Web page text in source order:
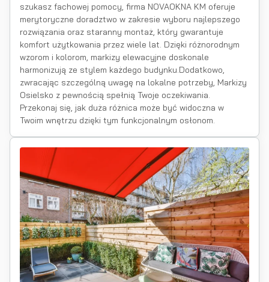
szukasz fachowej pomocy, firma NOVAOKNA KM oferuje
merytoryczne doradztwo w zakresie wyboru najlepszego
rozwiązania oraz staranny montaż, który gwarantuje
komfort użytkowania przez wiele lat. Dzięki różnorodnym
wzorom i kolorom, markizy elewacyjne doskonale
harmonizują ze stylem każdego budynku.Dodatkowo,
zwracając szczególną uwagę na lokalne potrzeby, Markizy
Osielsko z pewnością spełnią Twoje oczekiwania.
Przekonaj się, jak duża różnica może być widoczna w
Twoim wnętrzu dzięki tym funkcjonalnym osłonom.